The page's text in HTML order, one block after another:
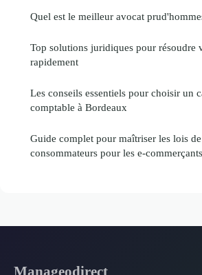
Quel est le meilleur avocat
Top solutions juridiques pour résoudre
rapidement
Les conseils essentiels pour choisir un
comptable à Bordeaux
Guide complet pour maîtriser les lois
consommateurs pour les e-commerçants
Manageodirect